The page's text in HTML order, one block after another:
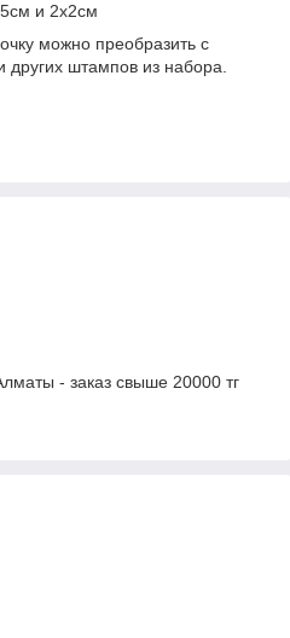
и 2х2см
можно преобразить с
штампов из набора.
- заказ свыше 20000 тг